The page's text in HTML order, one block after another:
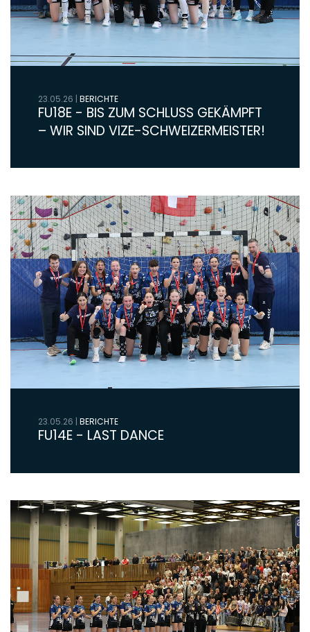
23.05.26 | BERICHTE
FU18E - BIS ZUM SCHLUSS GEKÄMPFT
– WIR SIND VIZE-SCHWEIZERMEISTER!
23.05.26 BERICHTE
FU14E - LAST DANCE